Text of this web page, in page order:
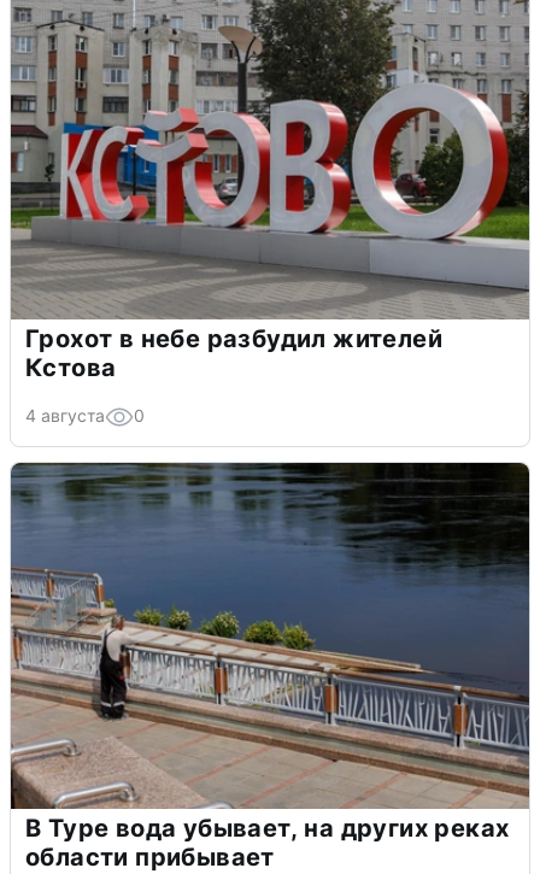
Грохот в небе разбудил жителей
Кстова
4 августа 0
В Туре вода убывает, на других реках
области прибывает